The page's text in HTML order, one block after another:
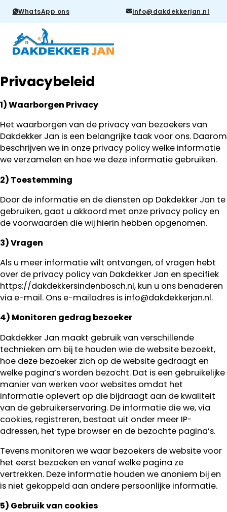
WhatsApp ons info@dakdekkerjan.nl
Privacybeleid
1) Waarborgen Privacy
Het waarborgen van de privacy van bezoekers van
Dakdekker Jan is een belangrijke taak voor ons. Daarom
beschrijven we in onze privacy policy welke informatie
we verzamelen en hoe we deze informatie gebruiken.
2) Toestemming
Door de informatie en de diensten op Dakdekker Jan te
gebruiken, gaat u akkoord met onze privacy policy en
de voorwaarden die wij hierin hebben opgenomen.
3) Vragen
Als u meer informatie wilt ontvangen, of vragen hebt
over de privacy policy van Dakdekker Jan en specifiek
https://dakdekkersindenbosch.nl, kun u ons benaderen
via e-mail. Ons e-mailadres is info@dakdekkerjan.nl.
4) Monitoren gedrag bezoeker
Dakdekker Jan maakt gebruik van verschillende
technieken om bij te houden wie de website bezoekt,
hoe deze bezoeker zich op de website gedraagt en
welke pagina’s worden bezocht. Dat is een gebruikelijke
manier van werken voor websites omdat het
informatie oplevert op die bijdraagt aan de kwaliteit
van de gebruikerservaring. De informatie die we, via
cookies, registreren, bestaat uit onder meer IP-
adressen, het type browser en de bezochte pagina’s.
Tevens monitoren we waar bezoekers de website voor
het eerst bezoeken en vanaf welke pagina ze
vertrekken. Deze informatie houden we anoniem bij en
is niet gekoppeld aan andere persoonlijke informatie.
5) Gebruik van cookies